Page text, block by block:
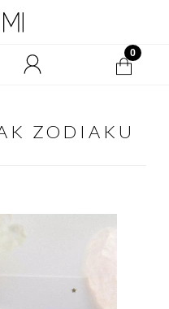
ZODIAKU